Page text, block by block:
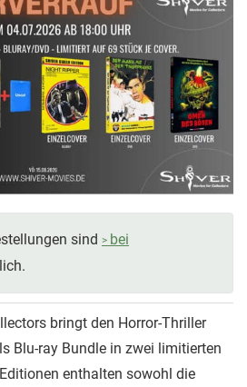
sind
bei
bringt den Horror-Thriller
Blu-ray Bundle in zwei limitierten
enthalten sowohl die